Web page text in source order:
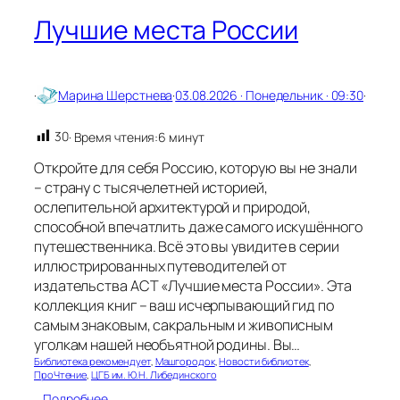
и
я
з
н
ц
в
а
:
с
т
а
н
и
ц
ы
д
е
Лучшие места России
· Марина Шерстнева·03.08.2026 · Понедельник · 09:30·
30· Время чтения:6 минут
Откройте для себя Россию, которую вы не знали
– страну с тысячелетней историей,
ослепительной архитектурой и природой,
способной впечатлить даже самого искушённого
путешественника. Всё это вы увидите в серии
иллюстрированных путеводителей от
издательства АСТ «Лучшие места России». Эта
коллекция книг – ваш исчерпывающий гид по
самым знаковым, сакральным и живописным
уголкам нашей необъятной родины. Вы…
Библиотека рекомендует, Машгородок, Новости библиотек
ПроЧтение, ЦГБ им. Ю.Н. Либединского